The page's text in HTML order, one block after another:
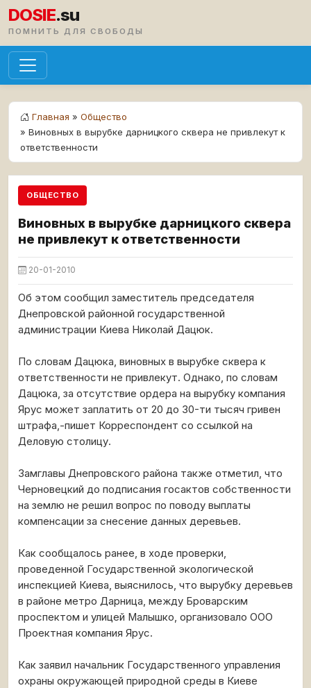
DOSIE.su
ПОМНИТЬ ДЛЯ СВОБОДЫ
Главная » Общество
» Виновных в вырубке дарницкого сквера не привлекут к
ответственности
ОБЩЕСТВО
Виновных в вырубке дарницкого сквера
не привлекут к ответственности
20-01-2010
Об этом сообщил заместитель председателя
Днепровской районной государственной
администрации Киева Николай Дацюк.
По словам Дацюка, виновных в вырубке сквера к
ответственности не привлекут. Однако, по словам
Дацюка, за отсутствие ордера на вырубку компания
Ярус может заплатить от 20 до 30-ти тысяч гривен
штрафа,-пишет Корреспондент со ссылкой на
Деловую столицу.
Замглавы Днепровского района также отметил, что
Черновецкий до подписания госактов собственности
на землю не решил вопрос по поводу выплаты
компенсации за снесение данных деревьев.
Как сообщалось ранее, в ходе проверки,
проведенной Государственной экологической
инспекцией Киева, выяснилось, что вырубку деревьев
в районе метро Дарница, между Броварским
проспектом и улицей Малышко, организовало ООО
Проектная компания Ярус.
Как заявил начальник Государственного управления
охраны окружающей природной среды в Киеве